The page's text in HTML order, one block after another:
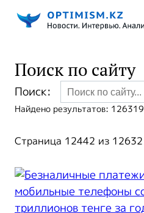
Поиск по сайту
Поиск:
Найдено результатов: 126319
Страница 12442 из 12632